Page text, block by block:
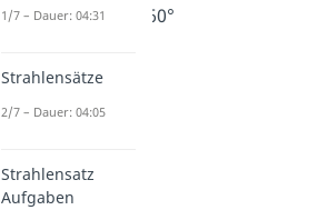
360°
1/7 – Dauer: 04:31
Strahlensätze
2/7 – Dauer: 04:05
Strahlensatz
Aufgaben